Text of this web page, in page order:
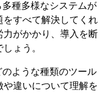
種多様なシステムが
をすべて解決してくれ
力がかかり、導入を断
ょう。
ような種類のツール
違いについて理解を